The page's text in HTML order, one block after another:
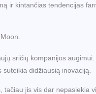
ir kintančias tendencijas
sričių kompanijos
didžiausią inovaciją.
tačiau jis vis dar nepasiekia